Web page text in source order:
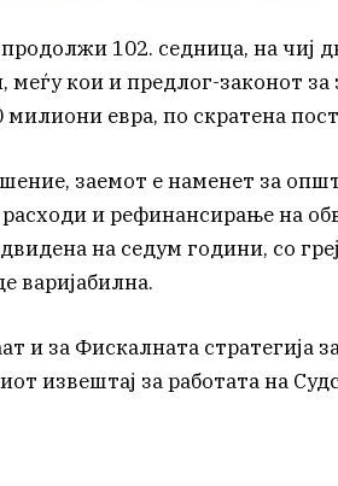
102. седница, на чиј
меѓу кои и предлог-законот
евра, по скратена
заемот е наменет за
и рефинансирање на
на седум години, со
варијабилна.
и за Фискалната стратегија
извештај за работата на